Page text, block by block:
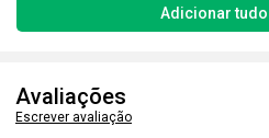
Avaliações
Escrever avaliação